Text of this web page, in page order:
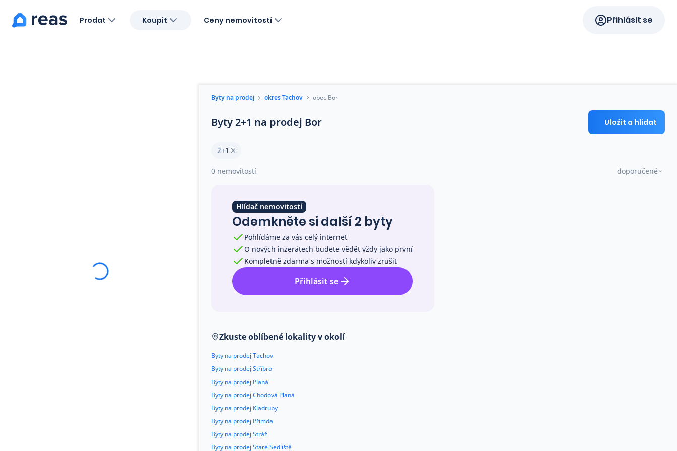
Prodat Koupit Ceny nemovitostí Přihlásit se
Byty na prodej okres Tachov obec Bor
Byty 2+1 na prodej Bor Uložit a hlídat
2+1
0 nemovitostí doporučené
Hlídač nemovitostí
Odemkněte si další 2 byty
Pohlídáme za vás celý internet
O nových inzerátech budete vědět vždy jako první
Kompletně zdarma s možností kdykoliv zrušit
Přihlásit se
Zkuste oblíbené lokality v okolí
Byty na prodej Tachov
Byty na prodej Stříbro
Byty na prodej Planá
Byty na prodej Chodová Planá
Byty na prodej Kladruby
Byty na prodej Přimda
Byty na prodej Stráž
Byty na prodej Staré Sedliště